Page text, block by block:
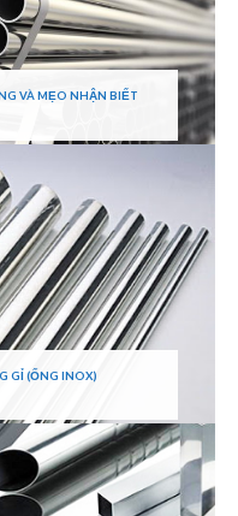
VÀ MẸO NHẬN BIẾT
GỈ (ỐNG INOX)